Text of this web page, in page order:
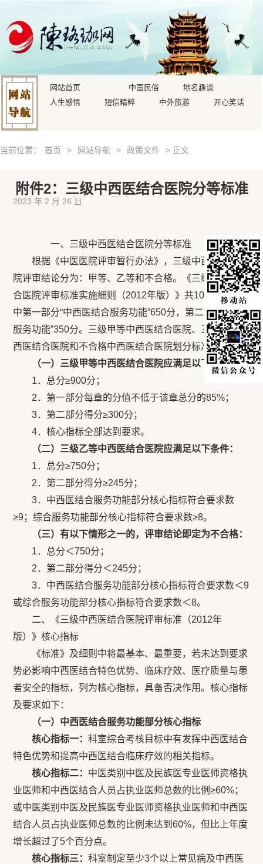
网站首页 中国民俗
地名趣谈
人生感悟
短信精粹 中外旅游 开心笑话
当前位置： 首页 > 网站导航 > 政策文件 > 正文
附件2：三级中西医结合医院分等标准
和评审核心指标（2012年版）
2023 年 2 月 26 日
一、三级中西医结合医院分等标准
根据《中医医院评审暂行办法》，三级中西医结合医
院评审结论分为：甲等、乙等和不合格。《三级中西医结
合医院评审标准实施细则（2012年版）》共1000分，其
中第一部分“中西医结合服务功能”650分，第二部分“综合
服务功能”350分。三级甲等中西医结合医院、三级乙等中
西医结合医院和不合格中西医结合医院划分标准如下：
（一）三级甲等中西医结合医院应满足以下条件：
1．总分≥900分；
2．第一部分每章的分值不低于该章总分的85%；
3．第二部分得分≥300分；
4．核心指标全部达到要求。
（二）三级乙等中西医结合医院应满足以下条件：
1．总分≥750分；
2．第二部分得分≥245分；
3．中西医结合服务功能部分核心指标符合要求数
≥9；综合服务功能部分核心指标符合要求数≥8。
（三）有以下情形之一的，评审结论即定为不合格：
1．总分＜750分；
2．第二部分得分＜245分；
3．中西医结合服务功能部分核心指标符合要求数＜9
或综合服务功能部分核心指标符合要求数＜8。
二、《三级中西医结合医院评审标准（2012年
版）》核心指标
《标准》及细则中将最基本、最重要，若未达到要求
势必影响中西医结合特色优势、临床疗效、医疗质量与患
者安全的指标，列为核心指标，具备否决作用。核心指标
及要求如下：
（一）中西医结合服务功能部分核心指标
核心指标一：科室综合考核目标中有发挥中西医结合
特色优势和提高中西医结合临床疗效的相关指标。
核心指标二： 中医类别中医及民族医专业医师资格执
业医师和中西医结合人员占执业医师总数的比例≥60%；
或中医类别中医及民族医专业医师资格执业医师和中西医
结合人员占执业医师总数的比例未达到60%，但比上年度
增长超过了5个百分点。
核心指标三：科室制定至少3个以上常见病及中西医